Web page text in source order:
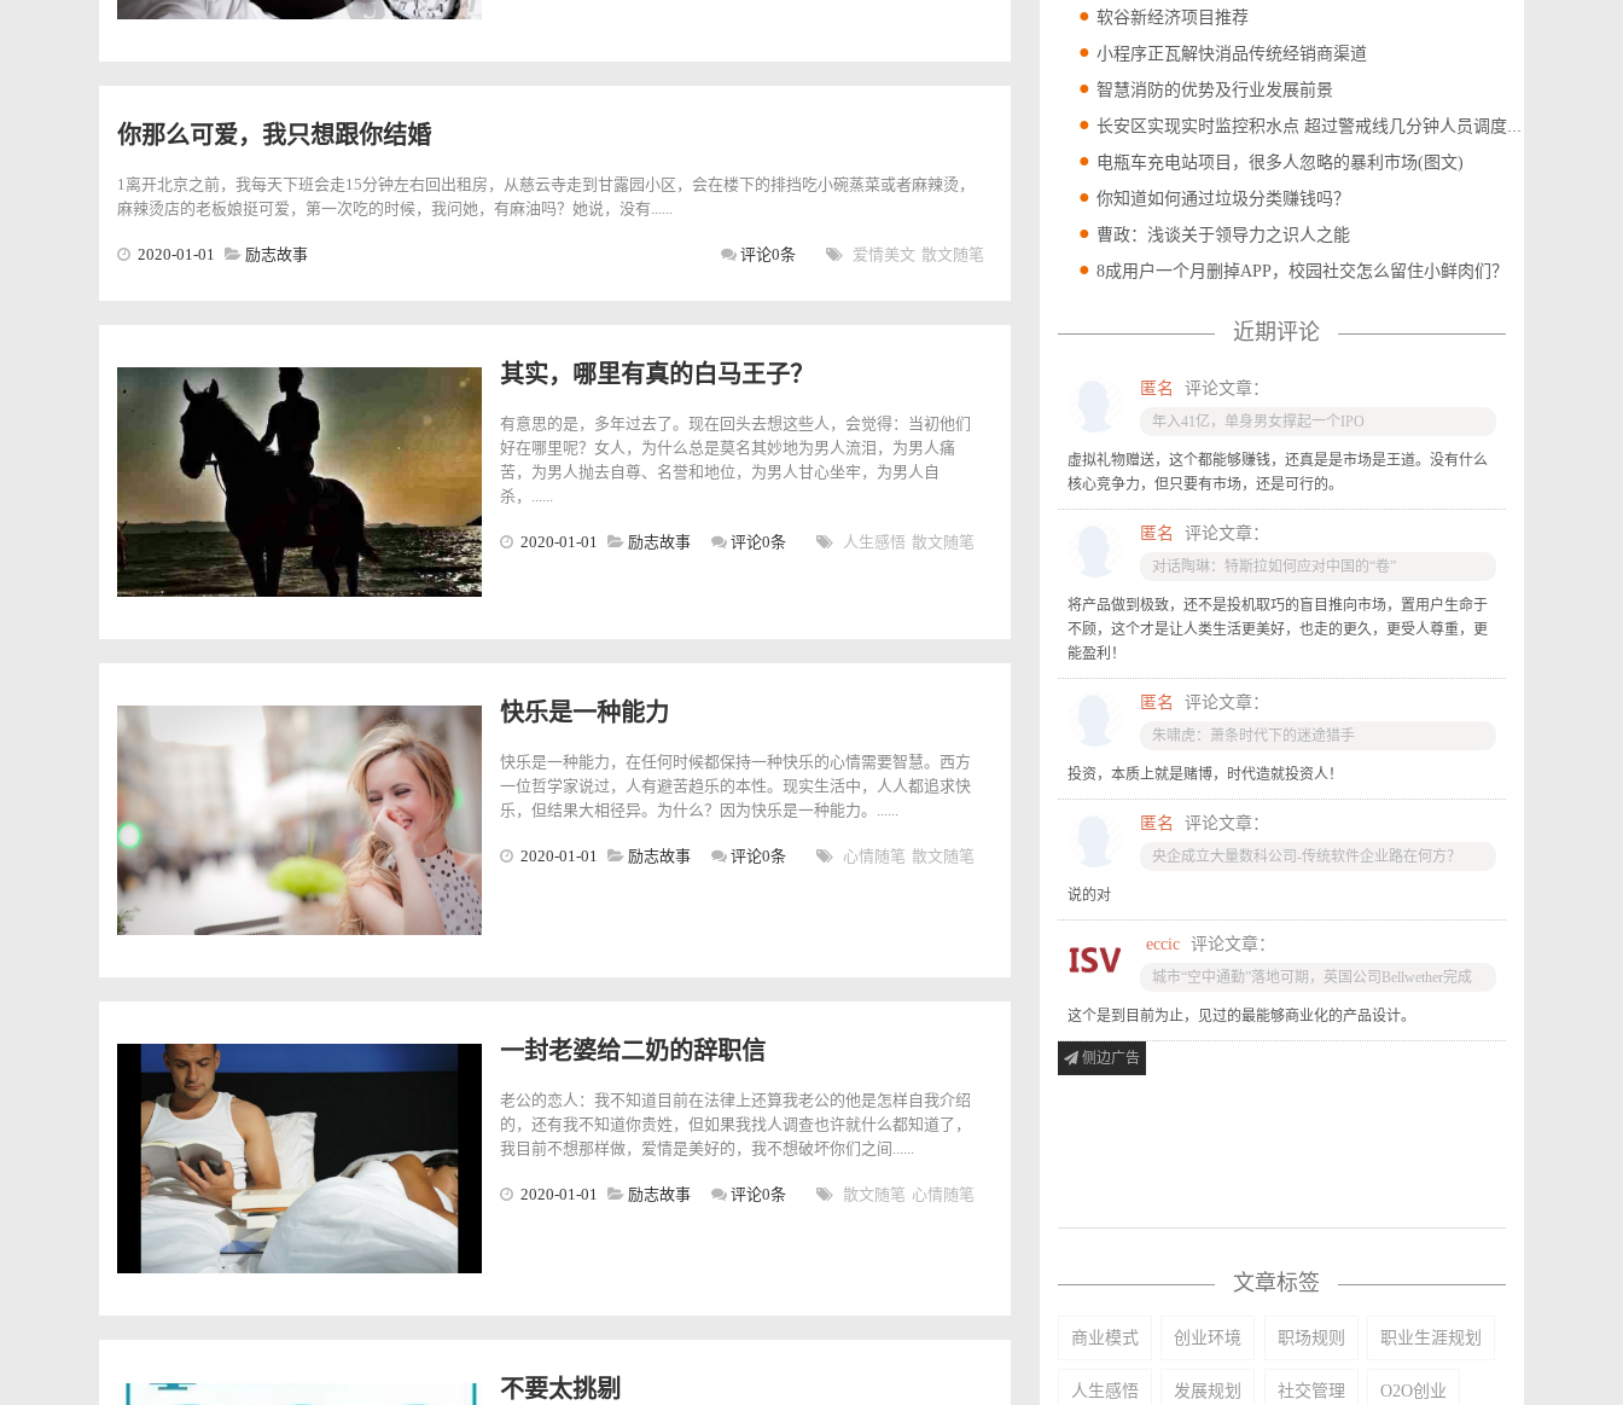
你那么可爱，我只想跟你结婚
1离开北京之前，我每天下班会走15分钟左右回出租房，从慈云寺走到甘露园小区，会在楼下的排挡吃小碗蒸菜或者麻辣烫，
麻辣烫店的老板娘挺可爱，第一次吃的时候，我问她，有麻油吗？她说，没有......
爱情美文 散文随笔
励志故事
2020-01-01 评论0条
其实，哪里有真的白马王子？
有意思的是，多年过去了。现在回头去想这些人，会觉得：当初他们
好在哪里呢？女人，为什么总是莫名其妙地为男人流泪，为男人痛
苦，为男人抛去自尊、名誉和地位，为男人甘心坐牢，为男人自
杀，......
人生感悟 散文随笔
励志故事
2020-01-01 评论0条
快乐是一种能力
快乐是一种能力，在任何时候都保持一种快乐的心情需要智慧。西方
一位哲学家说过，人有避苦趋乐的本性。现实生活中，人人都追求快
乐，但结果大相径异。为什么？因为快乐是一种能力。......
心情随笔 散文随笔
励志故事
2020-01-01 评论0条
一封老婆给二奶的辞职信
老公的恋人：我不知道目前在法律上还算我老公的他是怎样自我介绍
的，还有我不知道你贵姓，但如果我找人调查也许就什么都知道了，
我目前不想那样做，爱情是美好的，我不想破坏你们之间......
散文随笔 心情随笔
励志故事
2020-01-01 评论0条
不要太挑剔
软谷新经济项目推荐
小程序正瓦解快消品传统经销商渠道
智慧消防的优势及行业发展前景
长安区实现实时监控积水点 超过警戒线几分钟人员调度到位(图文)
电瓶车充电站项目，很多人忽略的暴利市场(图文)
你知道如何通过垃圾分类赚钱吗？
曹政：浅谈关于领导力之识人之能
8成用户一个月删掉APP，校园社交怎么留住小鲜肉们？
近期评论
匿名 评论文章：
年入41亿，单身男女撑起一个IPO
虚拟礼物赠送，这个都能够赚钱，还真是是市场是王道。没有什么
核心竞争力，但只要有市场，还是可行的。
匿名 评论文章：
对话陶琳：特斯拉如何应对中国的“卷”
将产品做到极致，还不是投机取巧的盲目推向市场，置用户生命于
不顾，这个才是让人类生活更美好，也走的更久，更受人尊重，更
能盈利！
匿名 评论文章：
朱啸虎：萧条时代下的迷途猎手
投资，本质上就是赌博，时代造就投资人！
匿名 评论文章：
央企成立大量数科公司-传统软件企业路在何方？
说的对
eccic 评论文章：
城市“空中通勤”落地可期，英国公司Bellwether完成
这个是到目前为止，见过的最能够商业化的产品设计。
侧边广告
文章标签
商业模式 创业环境 职场规则 职业生涯规划
人生感悟 发展规划 社交管理 O2O创业